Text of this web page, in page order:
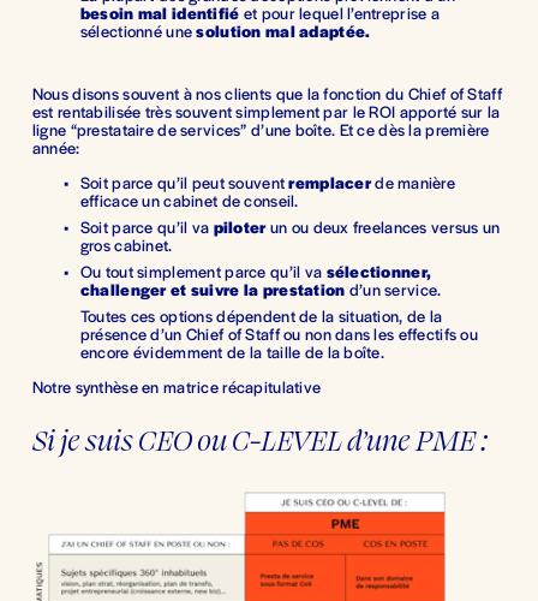
besoin mal identifié et pour lequel l’entreprise a
sélectionné une solution mal adaptée.
Nous disons souvent à nos clients que la fonction du Chief of Staff
est rentabilisée très souvent simplement par le ROI apporté sur la
ligne “prestataire de services” d’une boîte. Et ce dès la première
année:
Soit parce qu’il peut souvent remplacer de manière
efficace un cabinet de conseil.
Soit parce qu’il va piloter un ou deux freelances versus un
gros cabinet.
Ou tout simplement parce qu’il va sélectionner,
challenger et suivre la prestation d’un service.
Toutes ces options dépendent de la situation, de la
présence d’un Chief of Staff ou non dans les effectifs ou
encore évidemment de la taille de la boîte.
Notre synthèse en matrice récapitulative
Si je suis CEO ou C-LEVEL d’une PME :